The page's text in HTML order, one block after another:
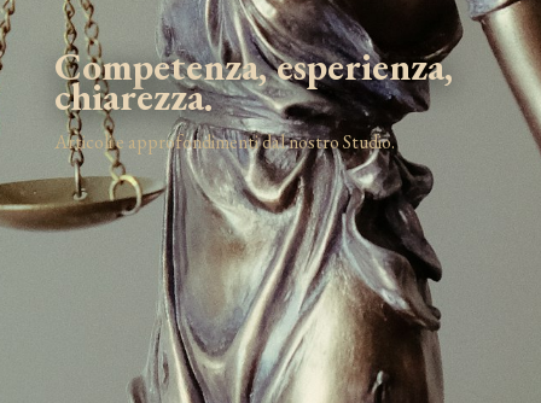
Competenza, esperienza,
chiarezza.
Articoli e approfondimenti dal nostro Studio.